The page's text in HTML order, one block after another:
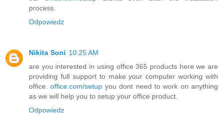
process.
Odpowiedz
Nikita Soni 10:25 AM
are you interested in using office 365 products here we are
providing full support to make your computer working with
office.office.com/setup you dont need to work on anything
as we will help you to setup your office product.
Odpowiedz